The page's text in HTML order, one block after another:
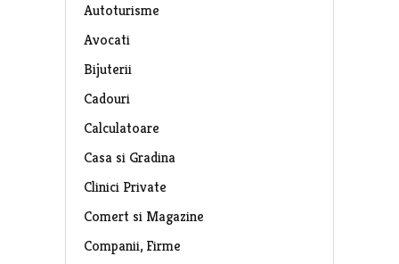
Autoturisme
Avocati
Bijuterii
Cadouri
Calculatoare
Casa si Gradina
Clinici Private
Comert si Magazine
Companii, Firme